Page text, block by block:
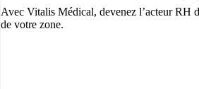
Avec Vitalis Médical, devenez l’acteur RH
de votre zone.